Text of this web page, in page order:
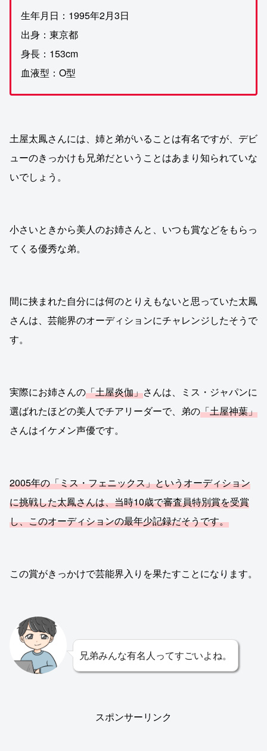
生年月日：1995年2月3日
出身：東京都
身長：153cm
血液型：O型
土屋太鳳さんには、姉と弟がいることは有名ですが、デビ
ューのきっかけも兄弟だということはあまり知られていな
いでしょう。
小さいときから美人のお姉さんと、いつも賞などをもらっ
てくる優秀な弟。
間に挟まれた自分には何のとりえもないと思っていた太鳳
さんは、芸能界のオーディションにチャレンジしたそうで
す。
実際にお姉さんの「土屋炎伽」さんは、ミス・ジャパンに
選ばれたほどの美人でチアリーダーで、弟の「土屋神葉」
さんはイケメン声優です。
2005年の「ミス・フェニックス」というオーディション
に挑戦した太鳳さんは、当時10歳で審査員特別賞を受賞
し、このオーディションの最年少記録だそうです。
この賞がきっかけで芸能界入りを果たすことになります。
兄弟みんな有名人ってすごいよね。
スポンサーリンク